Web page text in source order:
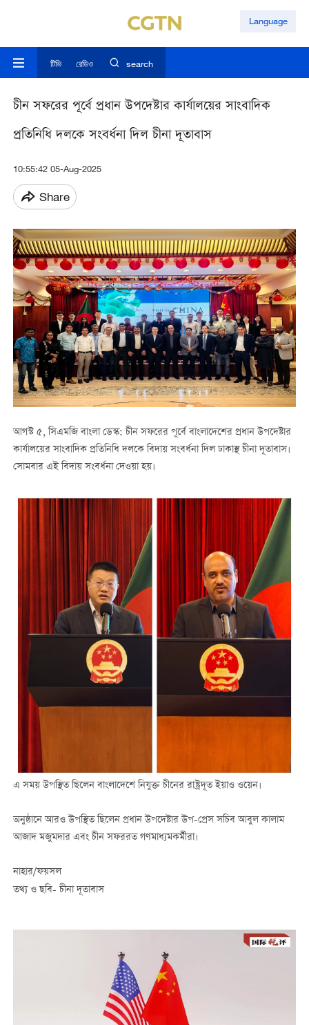
Language
টিভি রেডিও search
চীন সফরের পূর্বে প্রধান উপদেষ্টার কার্যালয়ের সাংবাদিক
প্রতিনিধি দলকে সংবর্ধনা দিল চীনা দূতাবাস
10:55:42 05-Aug-2025
Share
আগস্ট ৫, সিএমজি বাংলা ডেস্ক: চীন সফরের পূর্বে বাংলাদেশের প্রধান উপদেষ্টার
কার্যালয়ের সাংবাদিক প্রতিনিধি দলকে বিদায় সংবর্ধনা দিল ঢাকাস্থ চীনা দূতাবাস।
সোমবার এই বিদায় সংবর্ধনা দেওয়া হয়।
এ সময় উপস্থিত ছিলেন বাংলাদেশে নিযুক্ত চীনের রাষ্ট্রদূত ইয়াও ওয়েন।
অনুষ্ঠানে আরও উপস্থিত ছিলেন প্রধান উপদেষ্টার উপ-প্রেস সচিব আবুল কালাম
আজাদ মজুমদার এবং চীন সফররত গণমাধ্যমকর্মীরা।
নাহার/ফয়সল
তথ্য ও ছবি- চীনা দূতাবাস